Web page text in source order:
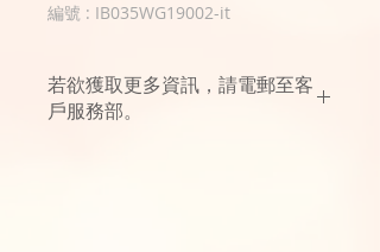
編號 : IB035WG19002-it
若欲獲取更多資訊，請電郵至客
戶服務部。